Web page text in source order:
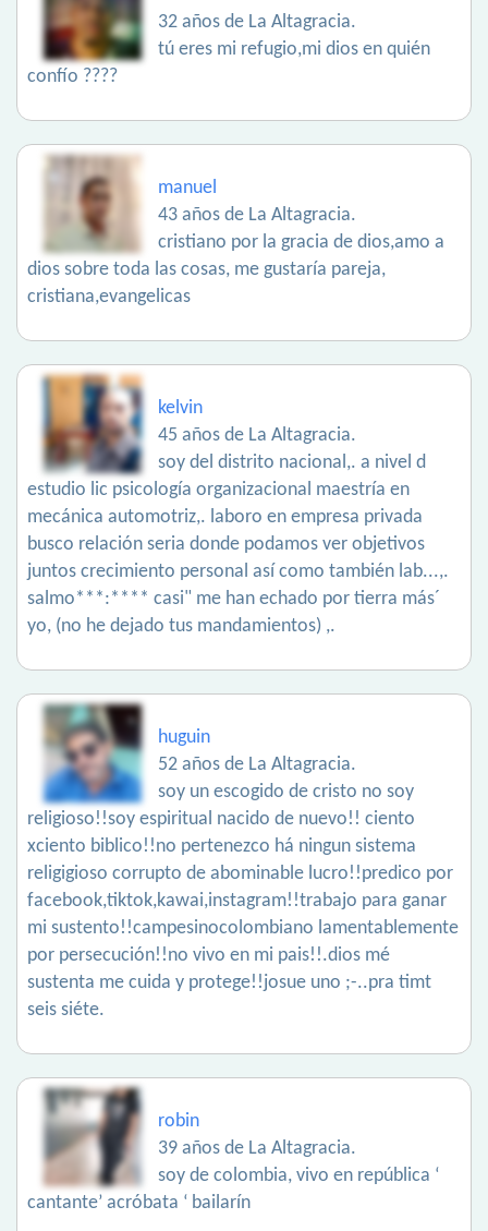
32 años de La Altagracia.
tú eres mi refugio,mi dios en quién
confío ????
manuel
43 años de La Altagracia.
cristiano por la gracia de dios,amo a
dios sobre toda las cosas, me gustaría pareja,
cristiana,evangelicas
kelvin
45 años de La Altagracia.
soy del distrito nacional,. a nivel d
estudio lic psicología organizacional maestría en
mecánica automotriz,. laboro en empresa privada
busco relación seria donde podamos ver objetivos
juntos crecimiento personal así como también lab...,.
salmo***:**** casi" me han echado por tierra más´
yo, (no he dejado tus mandamientos) ,.
huguin
52 años de La Altagracia.
soy un escogido de cristo no soy
religioso!!soy espiritual nacido de nuevo!! ciento
xciento biblico!!no pertenezco há ningun sistema
religigioso corrupto de abominable lucro!!predico por
facebook,tiktok,kawai,instagram!!trabajo para ganar
mi sustento!!campesinocolombiano lamentablemente
por persecución!!no vivo en mi pais!!.dios mé
sustenta me cuida y protege!!josue uno ;-..pra timt
seis siéte.
robin
39 años de La Altagracia.
soy de colombia, vivo en república ‘
cantante’ acróbata ‘ bailarín